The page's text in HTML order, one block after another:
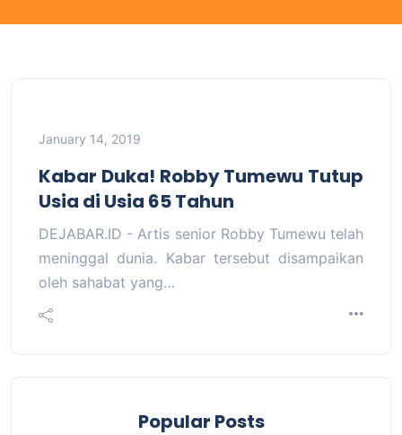
January 14, 2019
Kabar Duka! Robby Tumewu Tutup
Usia di Usia 65 Tahun
DEJABAR.ID - Artis senior Robby Tumewu telah
meninggal dunia. Kabar tersebut disampaikan
oleh sahabat yang…
Popular Posts